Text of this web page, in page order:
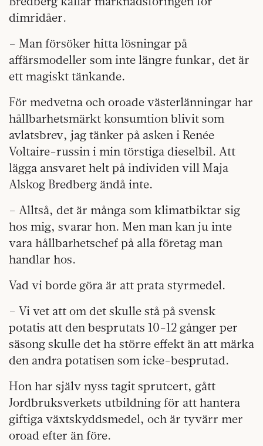
dimridåer.
– Man försöker hitta lösningar på
affärsmodeller som inte längre funkar, det är
ett magiskt tänkande.
För medvetna och oroade västerlänningar har
hållbarhetsmärkt konsumtion blivit som
avlatsbrev, jag tänker på asken i Renée
Voltaire-russin i min törstiga dieselbil. Att
lägga ansvaret helt på individen vill Maja
Alskog Bredberg ändå inte.
– Alltså, det är många som klimatbiktar sig
hos mig, svarar hon. Men man kan ju inte
vara hållbarhetschef på alla företag man
handlar hos.
Vad vi borde göra är att prata styrmedel.
– Vi vet att om det skulle stå på svensk
potatis att den besprutats 10-12 gånger per
säsong skulle det ha större effekt än att märka
den andra potatisen som icke-besprutad.
Hon har själv nyss tagit sprutcert, gått
Jordbruksverkets utbildning för att hantera
giftiga växtskyddsmedel, och är tyvärr mer
oroad efter än före.